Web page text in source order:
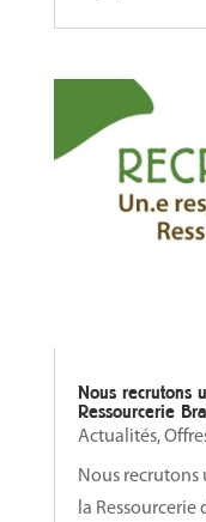
Nous recrutons
Ressourcerie
Actualités,
Nous recrutons
la